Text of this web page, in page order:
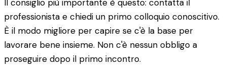
Il consiglio più importante è questo: contatta il
professionista e chiedi un primo colloquio conoscitivo.
È il modo migliore per capire se c'è la base per
lavorare bene insieme. Non c'è nessun obbligo a
proseguire dopo il primo incontro.